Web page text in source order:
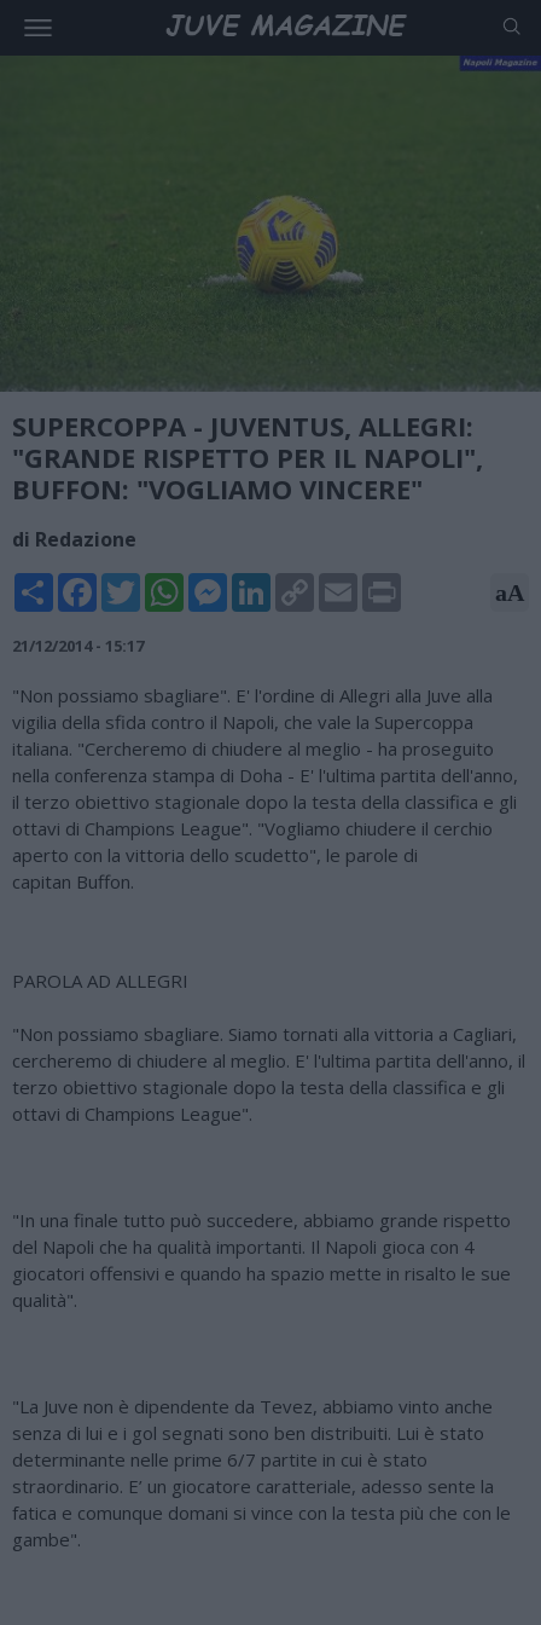
SUPERCOPPA - JUVENTUS, ALLEGRI:
"GRANDE RISPETTO PER IL NAPOLI",
BUFFON: "VOGLIAMO VINCERE"
di Redazione
Share FacebookTwitterWhatsAppMessengerLinkedInCopy
Link
Email aA
21/12/2014 - 15:17
"Non possiamo sbagliare". E' l'ordine di Allegri alla Juve alla
vigilia della sfida contro il Napoli, che vale la Supercoppa
italiana. "Cercheremo di chiudere al meglio - ha proseguito
nella conferenza stampa di Doha - E' l'ultima partita dell'anno,
il terzo obiettivo stagionale dopo la testa della classifica e gli
ottavi di Champions League". "Vogliamo chiudere il cerchio
aperto con la vittoria dello scudetto", le parole di
capitan Buffon.
PAROLA AD ALLEGRI
"Non possiamo sbagliare. Siamo tornati alla vittoria a Cagliari,
cercheremo di chiudere al meglio. E' l'ultima partita dell'anno, il
terzo obiettivo stagionale dopo la testa della classifica e gli
ottavi di Champions League".
"In una finale tutto può succedere, abbiamo grande rispetto
del Napoli che ha qualità importanti. Il Napoli gioca con 4
giocatori offensivi e quando ha spazio mette in risalto le sue
qualità".
"La Juve non è dipendente da Tevez, abbiamo vinto anche
senza di lui e i gol segnati sono ben distribuiti. Lui è stato
determinante nelle prime 6/7 partite in cui è stato
straordinario. E’ un giocatore caratteriale, adesso sente la
fatica e comunque domani si vince con la testa più che con le
gambe".